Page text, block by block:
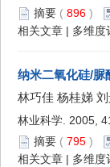
摘要 ( 896 )
相关文章 | 多维度
纳米二氧化硅/脲
林巧佳 杨桂娣
林业科学. 2005,
摘要 ( 795 )
相关文章 | 多维度